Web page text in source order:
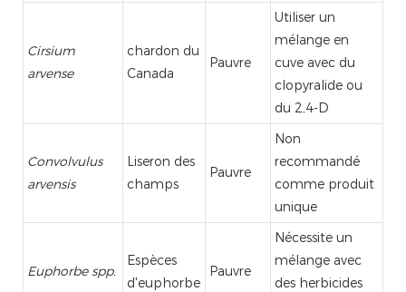
Cirsium
arvense
chardon du
Canada
Pauvre
Utiliser un
mélange en
cuve avec du
clopyralide ou
du 2,4-D
Convolvulus
arvensis
Liseron des
champs
Pauvre
Non
recommandé
comme produit
unique
Euphorbe spp.
Espèces
d'euphorbe
Pauvre
Nécessite un
mélange avec
des herbicides